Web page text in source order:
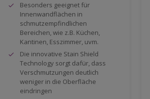
Besonders geeignet für
Innenwandflächen in
schmutzempfindlichen
Bereichen, wie z.B. Küchen,
Kantinen, Esszimmer, uvm.
Die innovative Stain Shield
Technology sorgt dafür, dass
Verschmutzungen deutlich
weniger in die Oberfläche
eindringen